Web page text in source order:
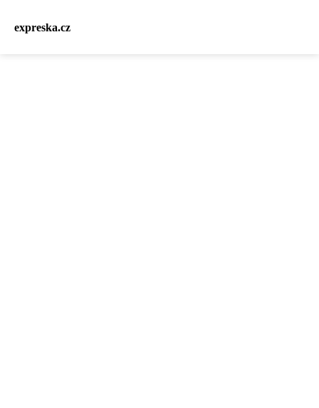
expreska.cz